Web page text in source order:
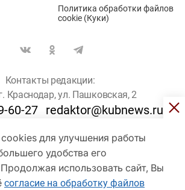
для улучшения работы
удобства его
использовать сайт, Вы
согласие на обработку файлов
Политика обработки файлов
cookie (Куки)
Контакты редакции:
Краснодар, ул. Пашковская, 2
60-27 redaktor@kubnews.ru
пользователей старше 16 лет
© Кубанские Новости, 2017
зарегистрировано Федеральной